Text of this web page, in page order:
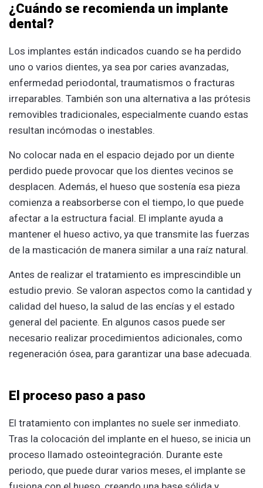
¿Cuándo se recomienda un implante
dental?
Los implantes están indicados cuando se ha perdido
uno o varios dientes, ya sea por caries avanzadas,
enfermedad periodontal, traumatismos o fracturas
irreparables. También son una alternativa a las prótesis
removibles tradicionales, especialmente cuando estas
resultan incómodas o inestables.
No colocar nada en el espacio dejado por un diente
perdido puede provocar que los dientes vecinos se
desplacen. Además, el hueso que sostenía esa pieza
comienza a reabsorberse con el tiempo, lo que puede
afectar a la estructura facial. El implante ayuda a
mantener el hueso activo, ya que transmite las fuerzas
de la masticación de manera similar a una raíz natural.
Antes de realizar el tratamiento es imprescindible un
estudio previo. Se valoran aspectos como la cantidad y
calidad del hueso, la salud de las encías y el estado
general del paciente. En algunos casos puede ser
necesario realizar procedimientos adicionales, como
regeneración ósea, para garantizar una base adecuada.
El proceso paso a paso
El tratamiento con implantes no suele ser inmediato.
Tras la colocación del implante en el hueso, se inicia un
proceso llamado osteointegración. Durante este
periodo, que puede durar varios meses, el implante se